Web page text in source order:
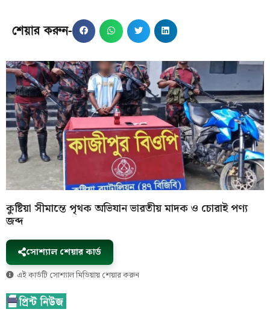
শেয়ার করুন-
কুষ্টিয়া সীমান্তে পৃথক অভিযান ভারতীয় মাদক ও চোরাই পণ্য
জব্দ
সোশ্যাল শেয়ার কার্ড
এই কার্ডটি সোশ্যাল মিডিয়ায় শেয়ার করুন